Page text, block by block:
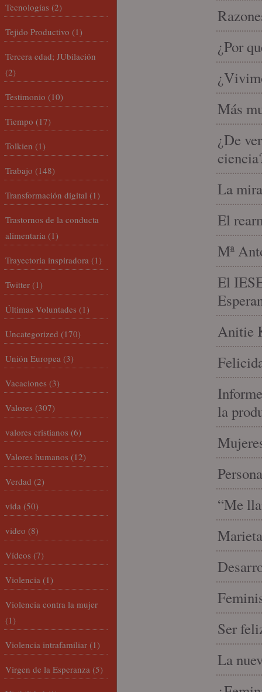
¿Por
Más
¿De
La
El
Mª
El
Anitie
la
“Me
Ser
La
Tecnologías (2)
Tejido Productivo (1)
Tercera edad; JUbilación
(2)
Testimonio (10)
Tiempo (17)
Tolkien (1)
Trabajo (148)
Transformación digital (1)
Trastornos de la conducta
alimentaria (1)
Trayectoria inspiradora (1)
Twitter (1)
Últimas Voluntades (1)
Uncategorized (170)
Unión Europea (3)
Vacaciones (3)
Valores (307)
valores cristianos (6)
Valores humanos (12)
Verdad (2)
vida (50)
video (8)
Vídeos (7)
Violencia (1)
Violencia contra la mujer
(1)
Violencia intrafamiliar (1)
Virgen de la Esperanza (5)